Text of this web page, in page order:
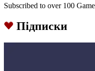
Subscribed to over 100
Підписки